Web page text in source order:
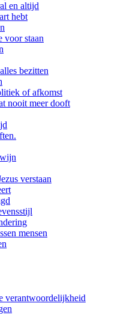
en altijd
hebt
voor staan
bezitten
of afkomst
nooit meer dooft
verstaan
mensen
verantwoordelijkheid